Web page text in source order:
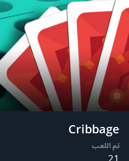
Cribbage
تم اللعب